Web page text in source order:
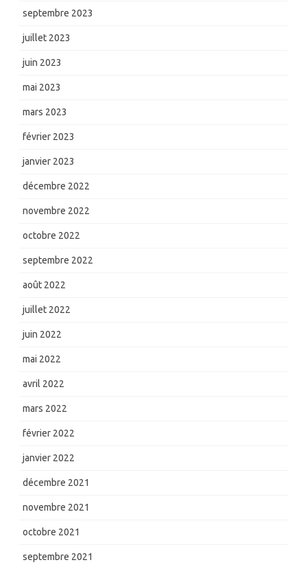
septembre 2023
juillet 2023
juin 2023
mai 2023
mars 2023
février 2023
janvier 2023
décembre 2022
novembre 2022
octobre 2022
septembre 2022
août 2022
juillet 2022
juin 2022
mai 2022
avril 2022
mars 2022
février 2022
janvier 2022
décembre 2021
novembre 2021
octobre 2021
septembre 2021